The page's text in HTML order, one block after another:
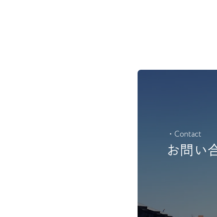
・Contact
お問い